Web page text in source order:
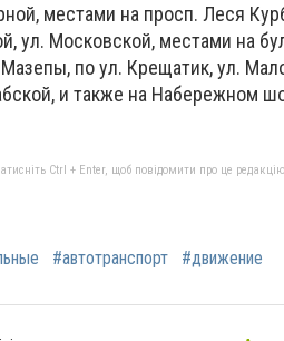
местами на просп. Леся
ул. Московской, местами на
по ул. Крещатик, ул.
и также на Набережном
Ctrl + Enter, щоб повідомити про це редакцію
#автотранспорт #движение